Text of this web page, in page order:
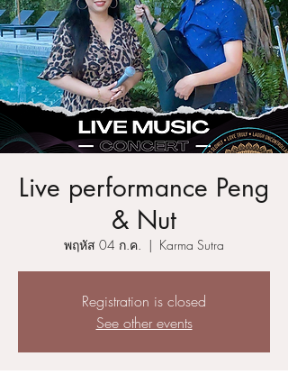
Live performance Peng
& Nut
พฤหัส 04 ก.ค.
  |
Karma Sutra
Registration is closed
See other events